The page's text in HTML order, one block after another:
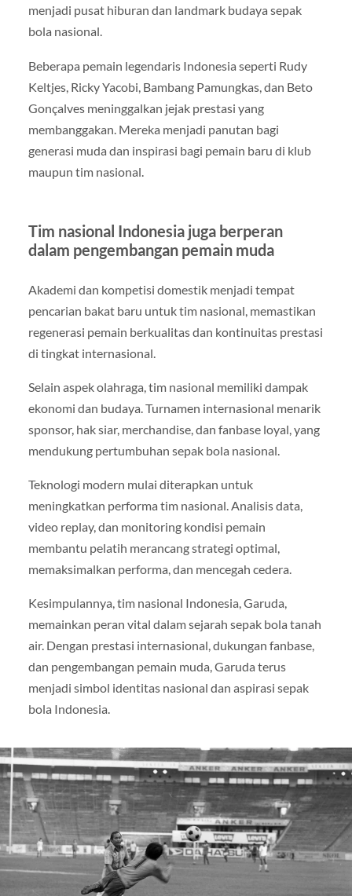
menjadi pusat hiburan dan landmark budaya sepak
bola nasional.
Beberapa pemain legendaris Indonesia seperti Rudy
Keltjes, Ricky Yacobi, Bambang Pamungkas, dan Beto
Gonçalves meninggalkan jejak prestasi yang
membanggakan. Mereka menjadi panutan bagi
generasi muda dan inspirasi bagi pemain baru di klub
maupun tim nasional.
Tim nasional Indonesia juga berperan
dalam pengembangan pemain muda
Akademi dan kompetisi domestik menjadi tempat
pencarian bakat baru untuk tim nasional, memastikan
regenerasi pemain berkualitas dan kontinuitas prestasi
di tingkat internasional.
Selain aspek olahraga, tim nasional memiliki dampak
ekonomi dan budaya. Turnamen internasional menarik
sponsor, hak siar, merchandise, dan fanbase loyal, yang
mendukung pertumbuhan sepak bola nasional.
Teknologi modern mulai diterapkan untuk
meningkatkan performa tim nasional. Analisis data,
video replay, dan monitoring kondisi pemain
membantu pelatih merancang strategi optimal,
memaksimalkan performa, dan mencegah cedera.
Kesimpulannya, tim nasional Indonesia, Garuda,
memainkan peran vital dalam sejarah sepak bola tanah
air. Dengan prestasi internasional, dukungan fanbase,
dan pengembangan pemain muda, Garuda terus
menjadi simbol identitas nasional dan aspirasi sepak
bola Indonesia.